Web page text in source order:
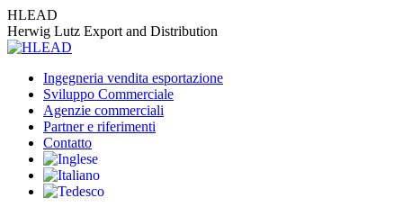
Vai
ai
contenuti
HLEAD
Herwig Lutz Export and Distribution
Ingegneria vendita esportazione
Sviluppo Commerciale
Agenzie commerciali
Partner e riferimenti
Contatto